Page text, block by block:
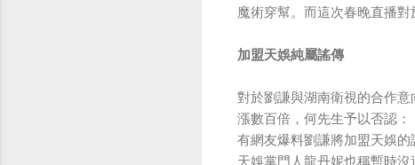
魔術穿幫。而這次春晚直播對
加盟天娛純屬謠傳
對於劉謙與湖南衛視的合作
漲數百倍，何先生予以否認
有網友爆料劉謙將加盟天娛的
天娛掌門人龍丹妮也稱暫時沒